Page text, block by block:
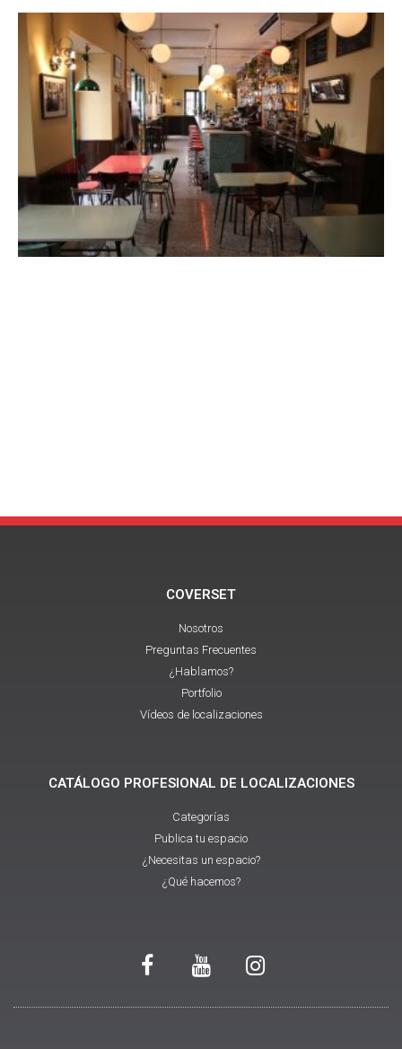
COVERSET
Nosotros
Preguntas Frecuentes
¿Hablamos?
Portfolio
Vídeos de localizaciones
CATÁLOGO PROFESIONAL DE LOCALIZACIONES
Categorías
Publica tu espacio
¿Necesitas un espacio?
¿Qué hacemos?